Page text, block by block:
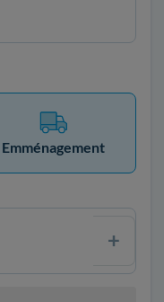
Emménagement